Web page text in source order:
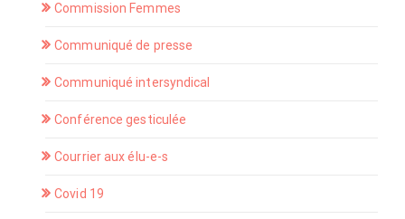
Commission Femmes
Communiqué de presse
Communiqué intersyndical
Conférence gesticulée
Courrier aux élu-e-s
Covid 19